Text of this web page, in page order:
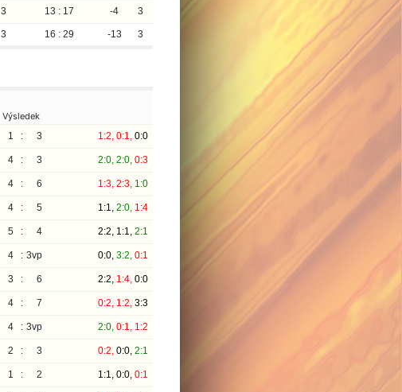
3 13 : 17 -4 3
3 16 : 29 -13 3
Výsledek
1 : 3 1:2, 0:1, 0:0
4 : 3 2:0, 2:0, 0:3
4 : 6 1:3, 2:3, 1:0
4 : 5 1:1, 2:0, 1:4
5 : 4 2:2, 1:1, 2:1
4 : 3vp 0:0, 3:2, 0:1
3 : 6 2:2, 1:4, 0:0
4 : 7 0:2, 1:2, 3:3
4 : 3vp 2:0, 0:1, 1:2
2 : 3 0:2, 0:0, 2:1
1 : 2 1:1, 0:0, 0:1